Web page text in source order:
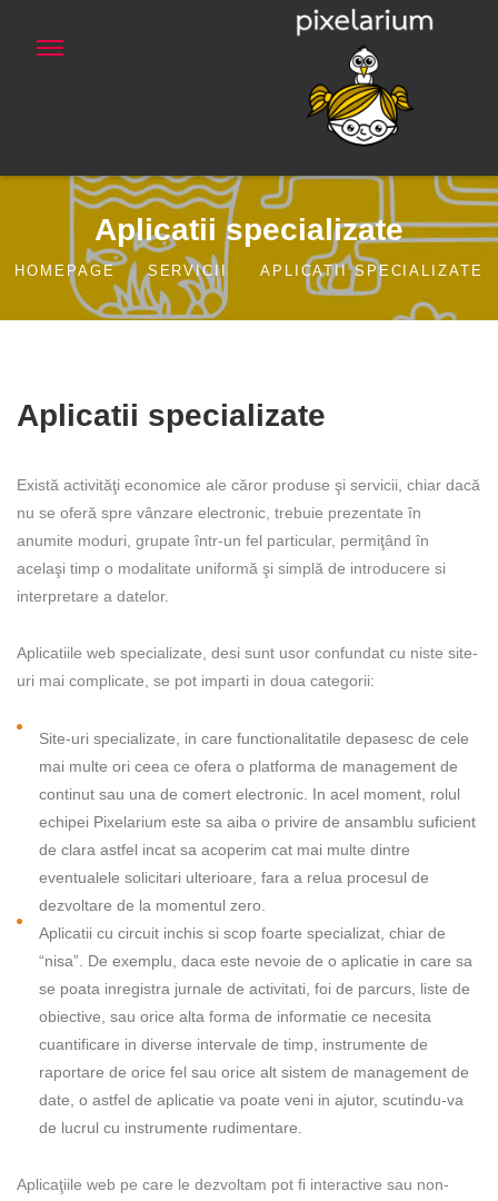
Aplicatii specializate
HOMEPAGE SERVICII APLICATII SPECIALIZATE
Aplicatii specializate
Există activităţi economice ale căror produse şi servicii, chiar dacă
nu se oferă spre vânzare electronic, trebuie prezentate în
anumite moduri, grupate într-un fel particular, permiţând în
acelaşi timp o modalitate uniformă şi simplă de introducere si
interpretare a datelor.
Aplicatiile web specializate, desi sunt usor confundat cu niste site-
uri mai complicate, se pot imparti in doua categorii:
Site-uri specializate, in care functionalitatile depasesc de cele
mai multe ori ceea ce ofera o platforma de management de
continut sau una de comert electronic. In acel moment, rolul
echipei Pixelarium este sa aiba o privire de ansamblu suficient
de clara astfel incat sa acoperim cat mai multe dintre
eventualele solicitari ulterioare, fara a relua procesul de
dezvoltare de la momentul zero.
Aplicatii cu circuit inchis si scop foarte specializat, chiar de
“nisa”. De exemplu, daca este nevoie de o aplicatie in care sa
se poata inregistra jurnale de activitati, foi de parcurs, liste de
obiective, sau orice alta forma de informatie ce necesita
cuantificare in diverse intervale de timp, instrumente de
raportare de orice fel sau orice alt sistem de management de
date, o astfel de aplicatie va poate veni in ajutor, scutindu-va
de lucrul cu instrumente rudimentare.
Aplicaţiile web pe care le dezvoltam pot fi interactive sau non-